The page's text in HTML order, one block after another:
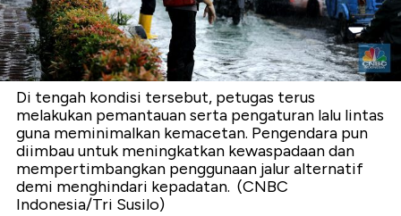
Di tengah kondisi tersebut, petugas terus
melakukan pemantauan serta pengaturan lalu lintas
guna meminimalkan kemacetan. Pengendara pun
diimbau untuk meningkatkan kewaspadaan dan
mempertimbangkan penggunaan jalur alternatif
demi menghindari kepadatan. (CNBC
Indonesia/Tri Susilo)